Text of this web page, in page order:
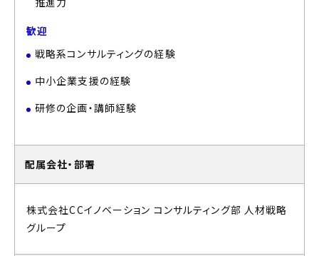
歓迎
戦略系コンサルティングの経験
中小企業支援の経験
研修の企画・講師経験
配属会社・部署
株式会社CCイノベーション コンサルティング部 人材戦略
グループ